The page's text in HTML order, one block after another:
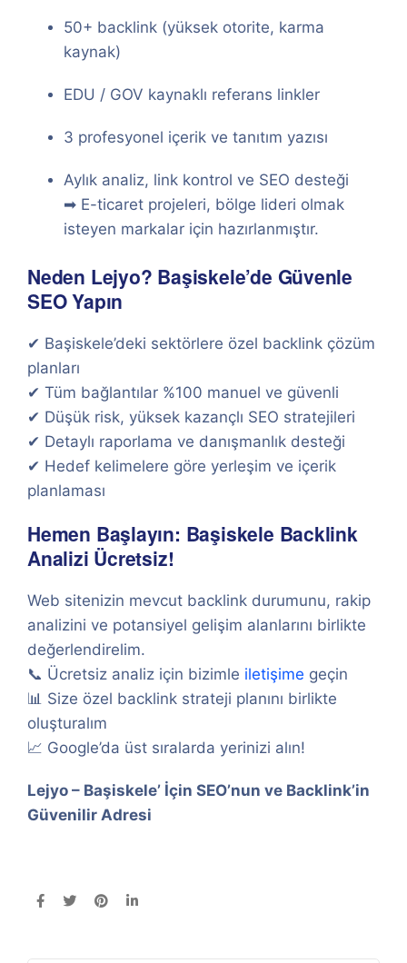
50+ backlink (yüksek otorite, karma
kaynak)
EDU / GOV kaynaklı referans linkler
3 profesyonel içerik ve tanıtım yazısı
Aylık analiz, link kontrol ve SEO desteği
➡ E-ticaret projeleri, bölge lideri olmak
isteyen markalar için hazırlanmıştır.
Neden Lejyo? Başiskele’de Güvenle
SEO Yapın
✔ Başiskele’deki sektörlere özel backlink çözüm
planları
✔ Tüm bağlantılar %100 manuel ve güvenli
✔ Düşük risk, yüksek kazançlı SEO stratejileri
✔ Detaylı raporlama ve danışmanlık desteği
✔ Hedef kelimelere göre yerleşim ve içerik
planlaması
Hemen Başlayın: Başiskele Backlink
Analizi Ücretsiz!
Web sitenizin mevcut backlink durumunu, rakip
analizini ve potansiyel gelişim alanlarını birlikte
değerlendirelim.
📞 Ücretsiz analiz için bizimle iletişime geçin
📊 Size özel backlink strateji planını birlikte
oluşturalım
📈 Google’da üst sıralarda yerinizi alın!
Lejyo – Başiskele’ İçin SEO’nun ve Backlink’in
Güvenilir Adresi